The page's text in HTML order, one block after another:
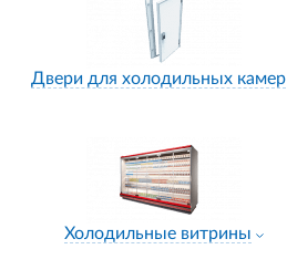
Двери для холодильных камер
Холодильные витрины